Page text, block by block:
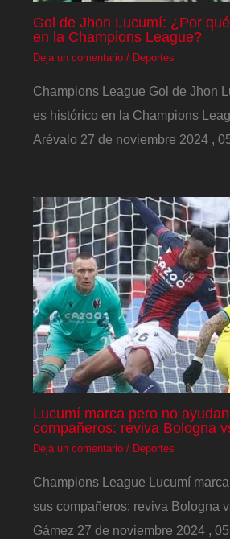
Gol de Jhon Lucumí: ¿Por
en la Champions League?
Deja un comentario / Deportes
Champions League Gol de Jhon
es histórico en la Champions
Arévalo 27 de noviembre 2024 ,
Lucumí marca pero no
compañeros: reviva Bologna
Deja un comentario / Deportes
Champions League Lucumí
sus compañeros: reviva Bologna
Gámez 27 de noviembre 2024 ,